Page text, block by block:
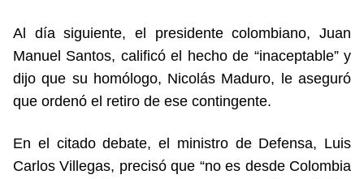
Al día siguiente, el presidente colombiano, Juan
Manuel Santos, calificó el hecho de “inaceptable” y
dijo que su homólogo, Nicolás Maduro, le aseguró
que ordenó el retiro de ese contingente.
En el citado debate, el ministro de Defensa, Luis
Carlos Villegas, precisó que “no es desde Colombia